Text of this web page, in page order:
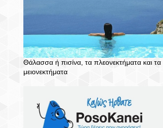
Θάλασσα ή πισίνα, τα πλεονεκτήματα και τα
μειονεκτήματα